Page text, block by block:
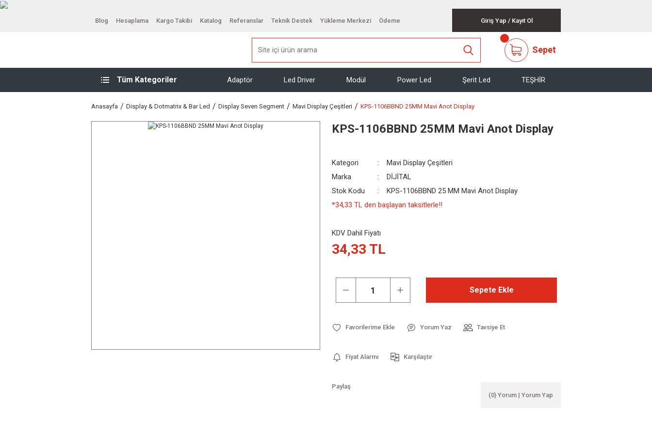
Blog Hesaplama Kargo Takibi Katalog Referanslar Teknik Destek Yükleme Merkezi Ödeme Giriş Yap / Kayıt Ol
Sepet
Tüm Kategoriler Adaptör Led Driver Modül Power Led Şerit Led TEŞHİR
Anasayfa Display & Dotmatrix & Bar Led Display Seven Segment Mavi Display Çeşitleri KPS-1106BBND 25MM Mavi Anot Display
KPS-1106BBND 25MM Mavi Anot Display
Kategori
Mavi Display Çeşitleri
Marka
DİJİTAL
Stok Kodu
KPS-1106BBND 25 MM Mavi Anot Display
*34,33 TL den başlayan taksitlerle!!
KDV Dahil Fiyatı
34,33 TL
Sepete Ekle
Yorum Yaz Tavsiye Et
Fiyat Alarmı Karşılaştır
Paylaş
(0) Yorum | Yorum Yap